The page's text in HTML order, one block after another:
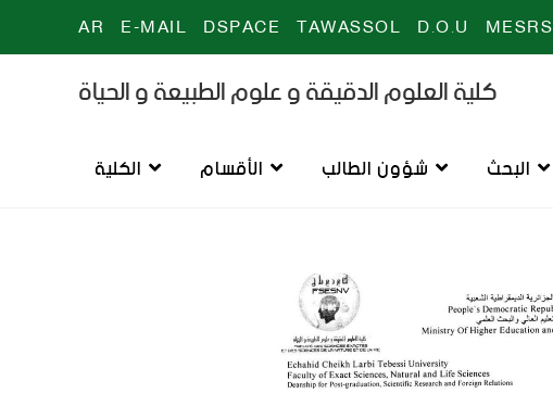
AR E-MAIL DSPACE TAWASSOL D.O.U MESRS
كلية العلوم الدقيقة و علوم الطبيعة و الحياة
الكلية الأقسام شؤون الطالب البحث